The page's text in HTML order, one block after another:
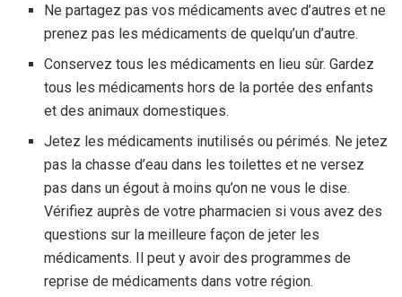
Ne partagez pas vos médicaments avec d’autres et ne
prenez pas les médicaments de quelqu’un d’autre.
Conservez tous les médicaments en lieu sûr. Gardez
tous les médicaments hors de la portée des enfants
et des animaux domestiques.
Jetez les médicaments inutilisés ou périmés. Ne jetez
pas la chasse d’eau dans les toilettes et ne versez
pas dans un égout à moins qu’on ne vous le dise.
Vérifiez auprès de votre pharmacien si vous avez des
questions sur la meilleure façon de jeter les
médicaments. Il peut y avoir des programmes de
reprise de médicaments dans votre région.